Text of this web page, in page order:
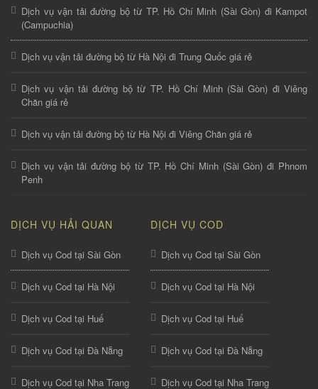
Dịch vụ vận tải đường bộ từ TP. Hồ Chí Minh (Sài Gòn) đi Kampot
(Campuchia)
Dịch vụ vận tải đường bộ từ Hà Nội đi Trung Quốc giá rẻ
Dịch vụ vận tải đường bộ từ TP. Hồ Chí Minh (Sài Gòn) đi Viêng
Chăn giá rẻ
Dịch vụ vận tải đường bộ từ Hà Nội đi Viêng Chăn giá rẻ
Dịch vụ vận tải đường bộ từ TP. Hồ Chí Minh (Sài Gòn) đi Phnom
Penh
DỊCH VỤ HẢI QUAN
Dịch vụ Cod tại Sài Gòn
Dịch vụ Cod tại Hà Nội
Dịch vụ Cod tại Huế
Dịch vụ Cod tại Đà Nẵng
Dịch vụ Cod tại Nha Trang
DỊCH VỤ COD
Dịch vụ Cod tại Sài Gòn
Dịch vụ Cod tại Hà Nội
Dịch vụ Cod tại Huế
Dịch vụ Cod tại Đà Nẵng
Dịch vụ Cod tại Nha Trang